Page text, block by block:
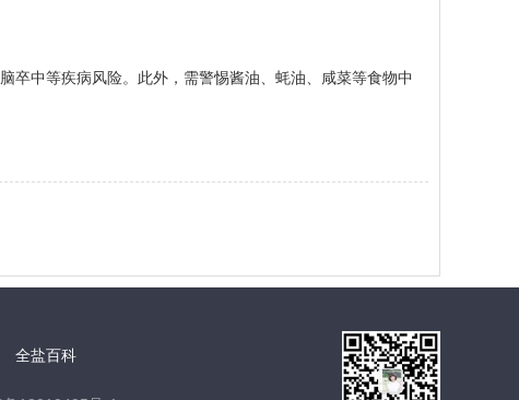
中等疾病风险。此外，需警惕酱油、蚝油、咸菜等食物中
全盐百科